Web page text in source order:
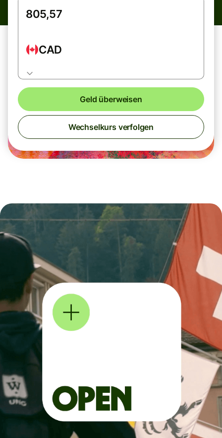
CAD
Geld überweisen
Wechselkurs verfolgen